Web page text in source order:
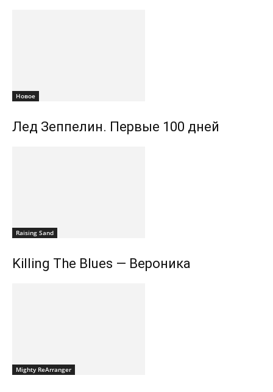
Новоe
Лед Зеппелин. Первые 100 дней
Raising Sand
Killing The Blues — Вероника
Mighty ReArranger